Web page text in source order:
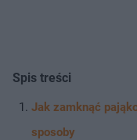
Spis treści
Jak zamknąć
sposoby